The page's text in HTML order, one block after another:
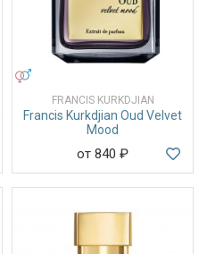
FRANCIS KURKDJIAN
Francis Kurkdjian Oud Velvet
Mood
от 840 ₽